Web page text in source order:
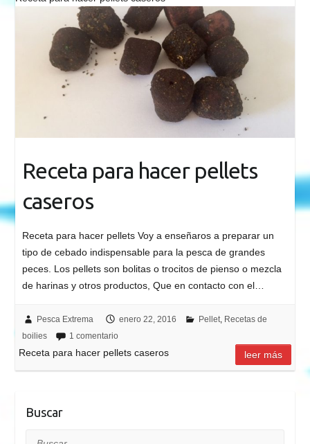
Receta para hacer pellets
caseros
Receta para hacer pellets Voy a enseñaros a preparar un
tipo de cebado indispensable para la pesca de grandes
peces. Los pellets son bolitas o trocitos de pienso o mezcla
de harinas y otros productos, Que en contacto con el…
Pesca Extrema enero 22, 2016 Pellet, Recetas de
boilies
1 comentario
Receta para hacer pellets caseros leer más
Buscar
Buscar